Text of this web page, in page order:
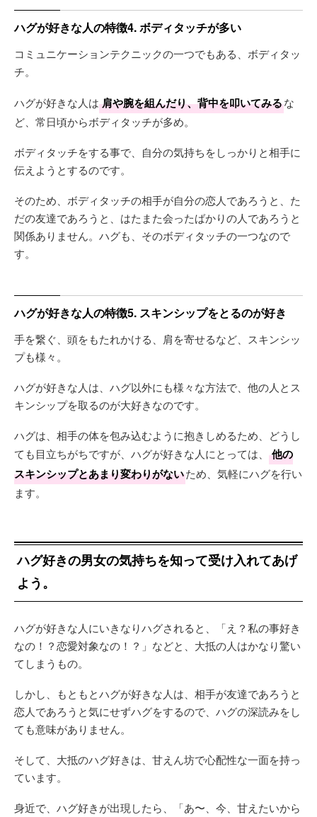
ハグが好きな人の特徴4. ボディタッチが多い
コミュニケーションテクニックの一つでもある、ボディタッ
チ。
ハグが好きな人は 肩や腕を組んだり、背中を叩いてみるな
ど、常日頃からボディタッチが多め。
ボディタッチをする事で、自分の気持ちをしっかりと相手に
伝えようとするのです。
そのため、ボディタッチの相手が自分の恋人であろうと、た
だの友達であろうと、はたまた会ったばかりの人であろうと
関係ありません。ハグも、そのボディタッチの一つなので
す。
ハグが好きな人の特徴5. スキンシップをとるのが好き
手を繋ぐ、頭をもたれかける、肩を寄せるなど、スキンシッ
プも様々。
ハグが好きな人は、ハグ以外にも様々な方法で、他の人とス
キンシップを取るのが大好きなのです。
ハグは、相手の体を包み込むように抱きしめるため、どうし
ても目立ちがちですが、ハグが好きな人にとっては、
他の
スキンシップとあまり変わりがないため、気軽にハグを行い
ます。
ハグ好きの男女の気持ちを知って受け入れてあげ
よう。
ハグが好きな人にいきなりハグされると、「え？私の事好き
なの！？恋愛対象なの！？」などと、大抵の人はかなり驚い
てしまうもの。
しかし、もともとハグが好きな人は、相手が友達であろうと
恋人であろうと気にせずハグをするので、ハグの深読みをし
ても意味がありません。
そして、大抵のハグ好きは、甘えん坊で心配性な一面を持っ
ています。
身近で、ハグ好きが出現したら、「あ〜、今、甘えたいから